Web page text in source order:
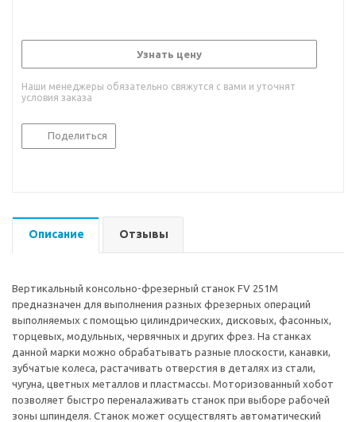
Узнать цену
Наши менеджеры обязательно свяжутся с вами и уточнят
условия заказа
Поделиться
Описание Отзывы
Вертикальный консольно-фрезерный станок FV 251M
предназначен для выполнения разных фрезерных операций
выполняемых с помощью цилиндрических, дисковых, фасонных,
торцевых, модульных, червячных и других фрез. На станках
данной марки можно обрабатывать разные плоскости, канавки,
зубчатые колеса, растачивать отверстия в деталях из стали,
чугуна, цветных металлов и пластмассы. Моторизованный хобот
позволяет быстро переналаживать станок при выборе рабочей
зоны шпинделя. Станок может осуществлять автоматический